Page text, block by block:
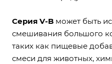
Серия V-B может быть
смешивания большого
таких как пищевые
смеси для животных,